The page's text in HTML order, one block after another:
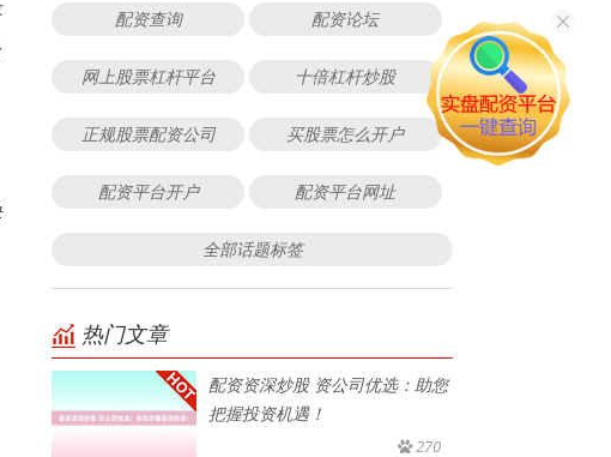
配资查询 配资论坛
网上股票杠杆平台 十倍杠杆炒股
正规股票配资公司 买股票怎么开户
配资平台开户 配资平台网址
全部话题标签
热门文章
配资资深炒股 资公司优选：助您
把握投资机遇！
270